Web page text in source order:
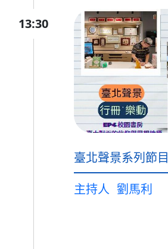
13:30
臺北聲景系列節目
主持人 劉馬利